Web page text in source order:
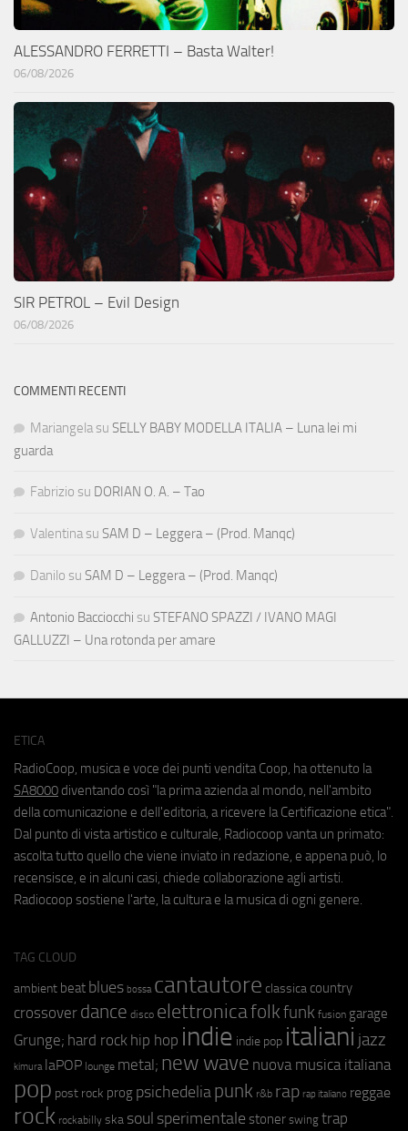
ALESSANDRO FERRETTI – Basta Walter!
06/08/2026
SIR PETROL – Evil Design
06/08/2026
COMMENTI RECENTI
Mariangela su SELLY BABY MODELLA ITALIA – Luna lei mi
guarda
Fabrizio su DORIAN O. A. – Tao
Valentina su SAM D – Leggera – (Prod. Manqc)
Danilo su SAM D – Leggera – (Prod. Manqc)
Antonio Bacciocchi su STEFANO SPAZZI / IVANO MAGI
GALLUZZI – Una rotonda per amare
ETICA
RadioCoop, musica e voce dei punti vendita Coop, ha ottenuto la
SA8000 diventando così "la prima azienda al mondo, nell'ambito
della comunicazione e dell'editoria, a ricevere la Certificazione etica".
Dal punto di vista artistico e culturale, Radiocoop vanta un primato:
ascolta tutto quello che viene inviato in redazione, e appena può, lo
recensisce, e in alcuni casi, chiede collaborazione agli artisti.
Radiocoop sostiene l'arte, la cultura e la musica di ogni genere.
TAG CLOUD
ambient beat blues bossa cantautore classica country
crossover dance disco elettronicafolkfunk fusion garage
Grunge; hard rock hip hop indie indie pop italiani jazz
kimura laPOP lounge metal; new wave nuova musica italiana
pop post rock prog psichedeliapunk r&b rap rap italiano reggae
rock rockabilly ska soul sperimentale stoner swing trap